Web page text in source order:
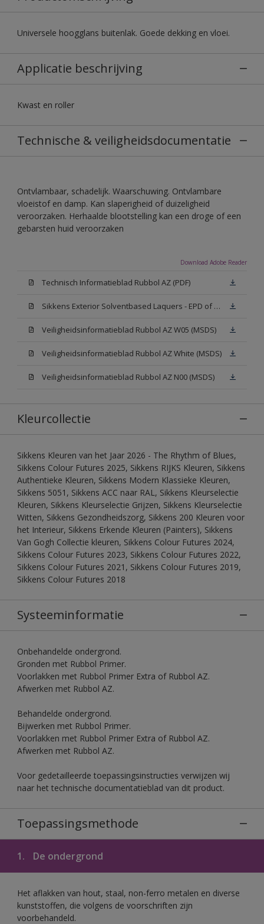
Universele hoogglans buitenlak. Goede dekking en vloei.
Applicatie beschrijving
Kwast en roller
Technische & veiligheidsdocumentatie
Ontvlambaar, schadelijk. Waarschuwing. Ontvlambare
vloeistof en damp. Kan slaperigheid of duizeligheid
veroorzaken. Herhaalde blootstelling kan een droge of een
gebarsten huid veroorzaken
Download Adobe Reader
Technisch Informatieblad Rubbol AZ (PDF)
Sikkens Exterior Solventbased Laquers - EPD of Milieuproductverklaring
Veiligheidsinformatieblad Rubbol AZ W05 (MSDS)
Veiligheidsinformatieblad Rubbol AZ White (MSDS)
Veiligheidsinformatieblad Rubbol AZ N00 (MSDS)
Kleurcollectie
Sikkens Kleuren van het Jaar 2026 - The Rhythm of Blues,
Sikkens Colour Futures 2025, Sikkens RIJKS Kleuren, Sikkens
Authentieke Kleuren, Sikkens Modern Klassieke Kleuren,
Sikkens 5051, Sikkens ACC naar RAL, Sikkens Kleurselectie
Kleuren, Sikkens Kleurselectie Grijzen, Sikkens Kleurselectie
Witten, Sikkens Gezondheidszorg, Sikkens 200 Kleuren voor
het Interieur, Sikkens Erkende Kleuren (Painters), Sikkens
Van Gogh Collectie kleuren, Sikkens Colour Futures 2024,
Sikkens Colour Futures 2023, Sikkens Colour Futures 2022,
Sikkens Colour Futures 2021, Sikkens Colour Futures 2019,
Sikkens Colour Futures 2018
Systeeminformatie
Onbehandelde ondergrond.
Gronden met Rubbol Primer.
Voorlakken met Rubbol Primer Extra of Rubbol AZ.
Afwerken met Rubbol AZ.
Behandelde ondergrond.
Bijwerken met Rubbol Primer.
Voorlakken met Rubbol Primer Extra of Rubbol AZ.
Afwerken met Rubbol AZ.
Voor gedetailleerde toepassingsinstructies verwijzen wij
naar het technische documentatieblad van dit product.
Toepassingsmethode
1. De ondergrond
Het aflakken van hout, staal, non-ferro metalen en diverse
kunststoffen, die volgens de voorschriften zijn
voorbehandeld.